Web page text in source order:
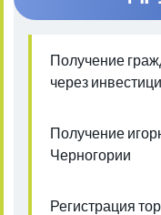
Получение
через
Получение
Черногории
Регистрация